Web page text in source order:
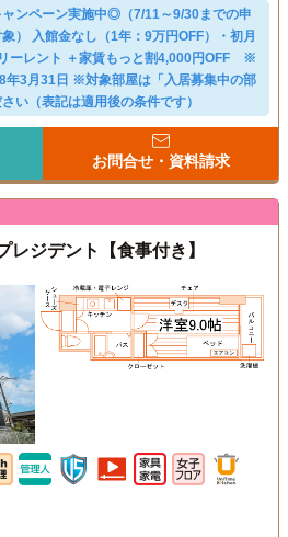
ンペーン実施中◎（7/11～9/30までの申
） 入館金なし（1年：9万円OFF）・初月
ーレント ＋家賃もっと割4,000円OFF ※
年3月31日 ※対象部屋は「入居募集中の部
い（表記は適用後の条件です）
お問合せ・資料請求
レジデント【食事付き】